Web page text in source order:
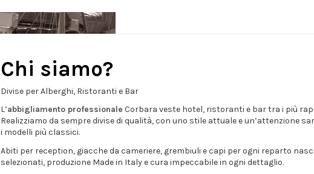
Chi siamo?
Divise per Alberghi, Ristoranti e Bar
L’abbigliamento professionale Corbara veste hotel, ristoranti e bar tra i più
Realizziamo da sempre divise di qualità, con uno stile attuale e un’attenzione
i modelli più classici.
Abiti per reception, giacche da cameriere, grembiuli e capi per ogni reparto
selezionati, produzione Made in Italy e cura impeccabile in ogni dettaglio.